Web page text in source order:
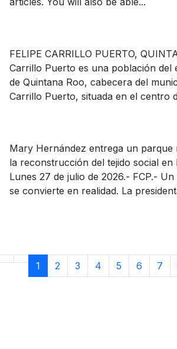
FELIPE CARRILLO PUERTO,
Carrillo Puerto es una población del
de Quintana Roo, cabecera del
Carrillo Puerto, situada en el centro
Mary Hernández entrega un parque
la reconstrucción del tejido social en
Lunes 27 de julio de 2026.- FCP.-
se convierte en realidad. La
1 2 3 4 5 6 7